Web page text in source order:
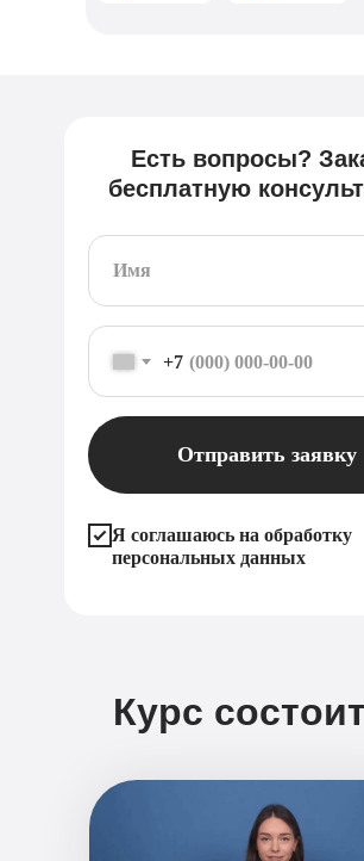
+7
Отправить заявку
Есть вопросы?
бесплатную
Я соглашаюсь на обработку
персональных данных
Курс